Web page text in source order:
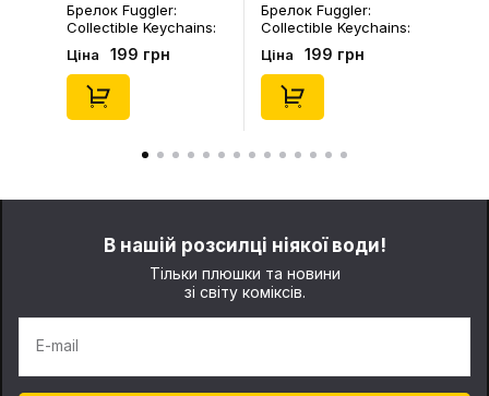
Брелок Fuggler:
Collectible Keychains:
Gold Edition: Series 3
(Blind Box: 1 з 24),
(11550)
Ціна 199 грн
Брелок Fuggler:
Collectible Keychains:
Series 2 (Blind Box: 1 з
46), (15475)
Ціна 199 грн
В нашій розсилці ніякої води!
Тільки плюшки та новини
зі світу коміксів.
E-mail